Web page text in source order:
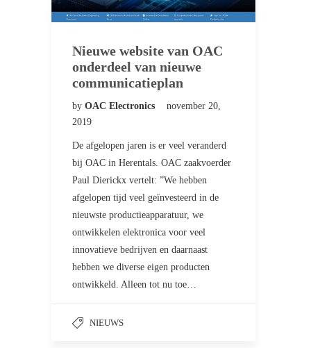
Nieuwe website van OAC
onderdeel van nieuwe
communicatieplan
by OAC Electronics
november 20,
2019
De afgelopen jaren is er veel veranderd
bij OAC in Herentals. OAC zaakvoerder
Paul Dierickx vertelt: ”We hebben
afgelopen tijd veel geïnvesteerd in de
nieuwste productieapparatuur, we
ontwikkelen elektronica voor veel
innovatieve bedrijven en daarnaast
hebben we diverse eigen producten
ontwikkeld. Alleen tot nu toe…
NIEUWS